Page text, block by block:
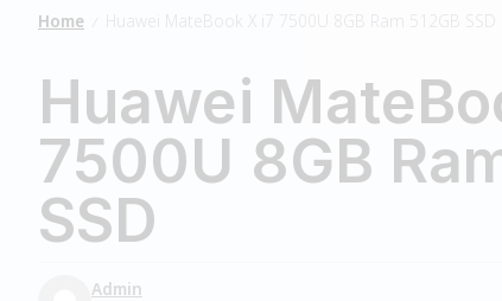
Home Huawei MateBook X i7 7500U 8GB Ram 512GB SSD
Huawei
7500U 8GB
SSD
Admin